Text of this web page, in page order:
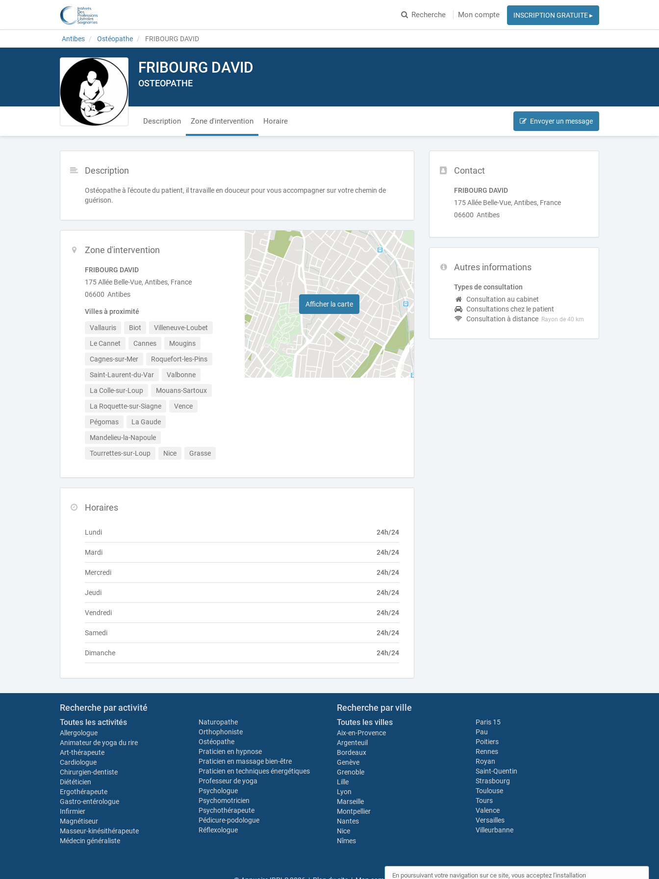
Recherche Mon compte INSCRIPTION GRATUITE ▸
Antibes Ostéopathe FRIBOURG DAVID
FRIBOURG DAVID
OSTEOPATHE
Description Zone d'intervention Horaire Envoyer un message
Contact
FRIBOURG DAVID
175 Allée Belle-Vue, Antibes, France
06600 Antibes
Autres informations
Types de consultation
Consultation au cabinet
Consultations chez le patient
Rayon de 40 km
Consultation à distance
Description
Ostéopathe à l'écoute du patient, il travaille en douceur pour vous accompagner sur votre chemin de
guérison.
Zone d'intervention
FRIBOURG DAVID
175 Allée Belle-Vue, Antibes, France
06600 Antibes
Villes à proximité
Vallauris Biot
Villeneuve-Loubet
Le Cannet
Cannes
Mougins
Cagnes-sur-Mer
Roquefort-les-Pins
Saint-Laurent-du-Var
Valbonne
La Colle-sur-Loup
Mouans-Sartoux
La Roquette-sur-Siagne
Vence
Pégomas
La Gaude
Mandelieu-la-Napoule
Tourrettes-sur-Loup
Nice Grasse
Afficher la carte
Horaires
Lundi 24h/24
Mardi 24h/24
Mercredi 24h/24
Jeudi 24h/24
Vendredi 24h/24
Samedi 24h/24
Dimanche 24h/24
Recherche par activité
Toutes les activités
Allergologue
Animateur de yoga du rire
Art-thérapeute
Cardiologue
Chirurgien-dentiste
Diététicien
Ergothérapeute
Gastro-entérologue
Infirmier
Magnétiseur
Masseur-kinésithérapeute
Médecin généraliste
Naturopathe
Orthophoniste
Ostéopathe
Praticien en hypnose
Praticien en massage bien-être
Praticien en techniques énergétiques
Professeur de yoga
Psychologue
Psychomotricien
Psychothérapeute
Pédicure-podologue
Réflexologue
Recherche par ville
Toutes les villes
Aix-en-Provence
Argenteuil
Bordeaux
Genève
Grenoble
Lille
Lyon
Marseille
Montpellier
Nantes
Nice
Nîmes
Paris 15
Pau
Poitiers
Rennes
Royan
Saint-Quentin
Strasbourg
Toulouse
Tours
Valence
Versailles
Villeurbanne
En poursuivant votre navigation sur ce site, vous acceptez l'installation